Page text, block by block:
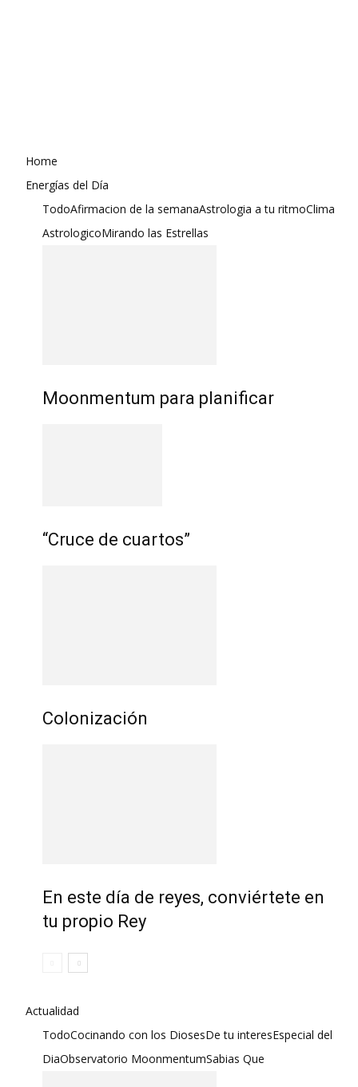
Home
Energías del Día
TodoAfirmacion de la semanaAstrologia a tu ritmoClima
AstrologicoMirando las Estrellas
Moonmentum para planificar
“Cruce de cuartos”
Colonización
En este día de reyes, conviértete en
tu propio Rey
Actualidad
TodoCocinando con los DiosesDe tu interesEspecial del
DiaObservatorio MoonmentumSabias Que